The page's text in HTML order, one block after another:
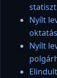
Nyílt
Nyílt